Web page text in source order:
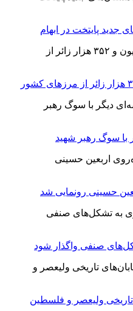
پایتخت در ابهام
حسینی رونمایی شد
صنفی واگذار شود
تاریخی ولیعصر و فلسطین